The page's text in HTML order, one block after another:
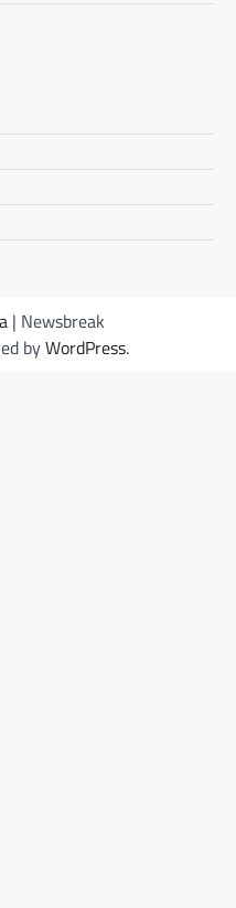
| Newsbreak
byWordPress.